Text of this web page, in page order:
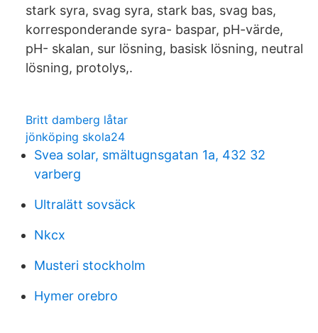
stark syra, svag syra, stark bas, svag bas,
korresponderande syra- baspar, pH-värde,
pH- skalan, sur lösning, basisk lösning, neutral
lösning, protolys,.
Britt damberg låtar
jönköping skola24
Svea solar, smältugnsgatan 1a, 432 32
varberg
Ultralätt sovsäck
Nkcx
Musteri stockholm
Hymer orebro